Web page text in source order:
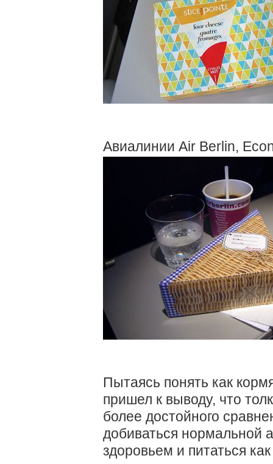
Авиалинии Air Berlin,
Пытаясь понять как
пришел к выводу, что
более достойного
добиваться нормальной
здоровьем и питаться